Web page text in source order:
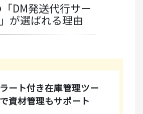
DM発送代行サー
が選ばれる理由
ート付き在庫管理ツー
資材管理もサポート